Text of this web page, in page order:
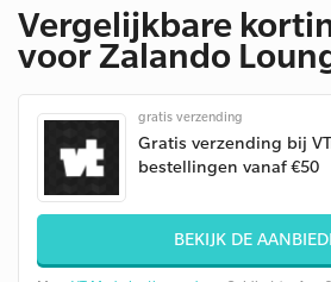
Vergelijkbare
voor Zalando
gratis verzending
Gratis verzending bij
bestellingen vanaf €50
BEKIJK DE